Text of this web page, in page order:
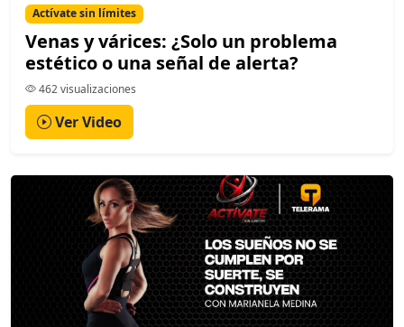
Actívate sin límites
Venas y várices: ¿Solo un problema
estético o una señal de alerta?
462 visualizaciones
Ver Video